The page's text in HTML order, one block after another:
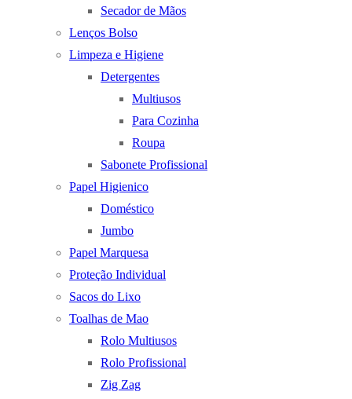
Secador de Mãos
Lenços Bolso
Limpeza e Higiene
Detergentes
Multiusos
Para Cozinha
Roupa
Sabonete Profissional
Papel Higienico
Doméstico
Jumbo
Papel Marquesa
Proteção Individual
Sacos do Lixo
Toalhas de Mao
Rolo Multiusos
Rolo Profissional
Zig Zag